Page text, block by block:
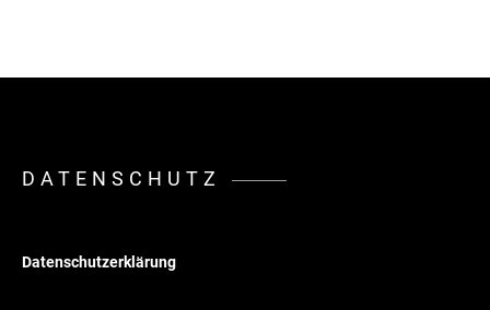
DATENSCHUTZ
Datenschutzerklärung